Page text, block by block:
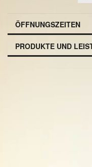
ÖFFNUNGSZEITEN
PRODUKTE UND